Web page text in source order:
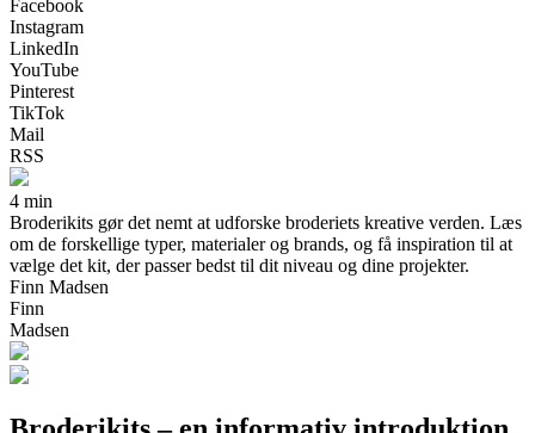
Facebook
Instagram
LinkedIn
YouTube
Pinterest
TikTok
Mail
RSS
4 min
Broderikits gør det nemt at udforske broderiets kreative verden. Læs
om de forskellige typer, materialer og brands, og få inspiration til at
vælge det kit, der passer bedst til dit niveau og dine projekter.
Finn Madsen
Finn
Madsen